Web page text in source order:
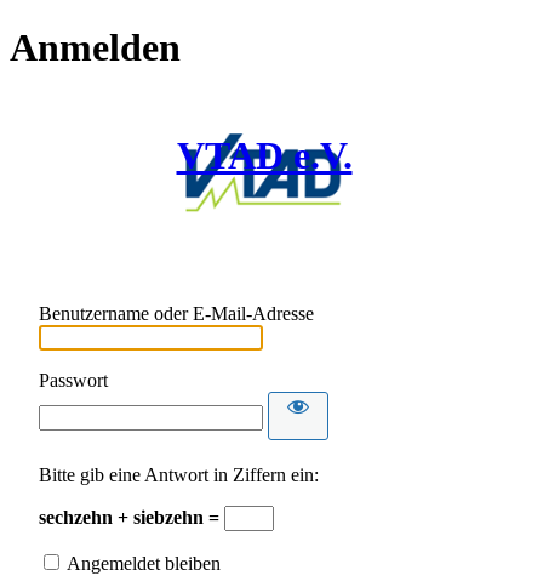
Anmelden
VTAD e.V.
Benutzername oder E-Mail-Adresse
Passwort
Bitte gib eine Antwort in Ziffern ein:
sechzehn + siebzehn =
Angemeldet bleiben